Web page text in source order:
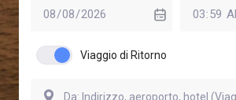
Viaggio di Ritorno